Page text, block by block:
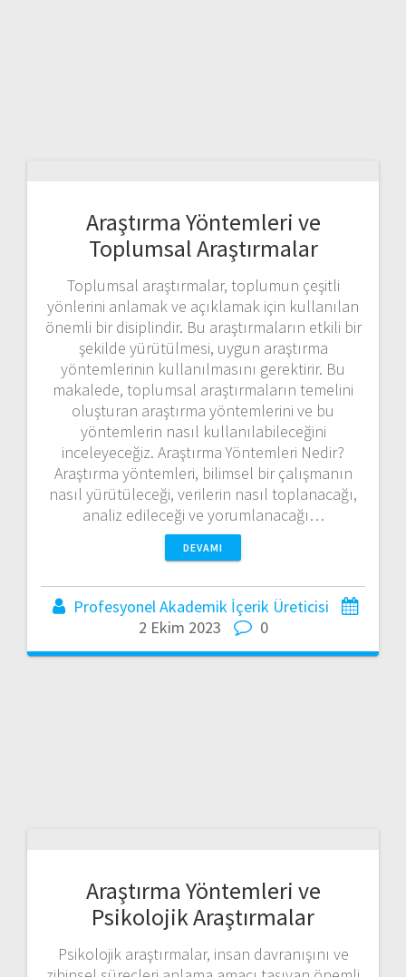
Araştırma Yöntemleri ve
Toplumsal Araştırmalar
Toplumsal araştırmalar, toplumun çeşitli
yönlerini anlamak ve açıklamak için kullanılan
önemli bir disiplindir. Bu araştırmaların etkili bir
şekilde yürütülmesi, uygun araştırma
yöntemlerinin kullanılmasını gerektirir. Bu
makalede, toplumsal araştırmaların temelini
oluşturan araştırma yöntemlerini ve bu
yöntemlerin nasıl kullanılabileceğini
inceleyeceğiz. Araştırma Yöntemleri Nedir?
Araştırma yöntemleri, bilimsel bir çalışmanın
nasıl yürütüleceği, verilerin nasıl toplanacağı,
analiz edileceği ve yorumlanacağı…
DEVAMI
Profesyonel Akademik İçerik Üreticisi
2 Ekim 2023
0
Araştırma Yöntemleri ve
Psikolojik Araştırmalar
Psikolojik araştırmalar, insan davranışını ve